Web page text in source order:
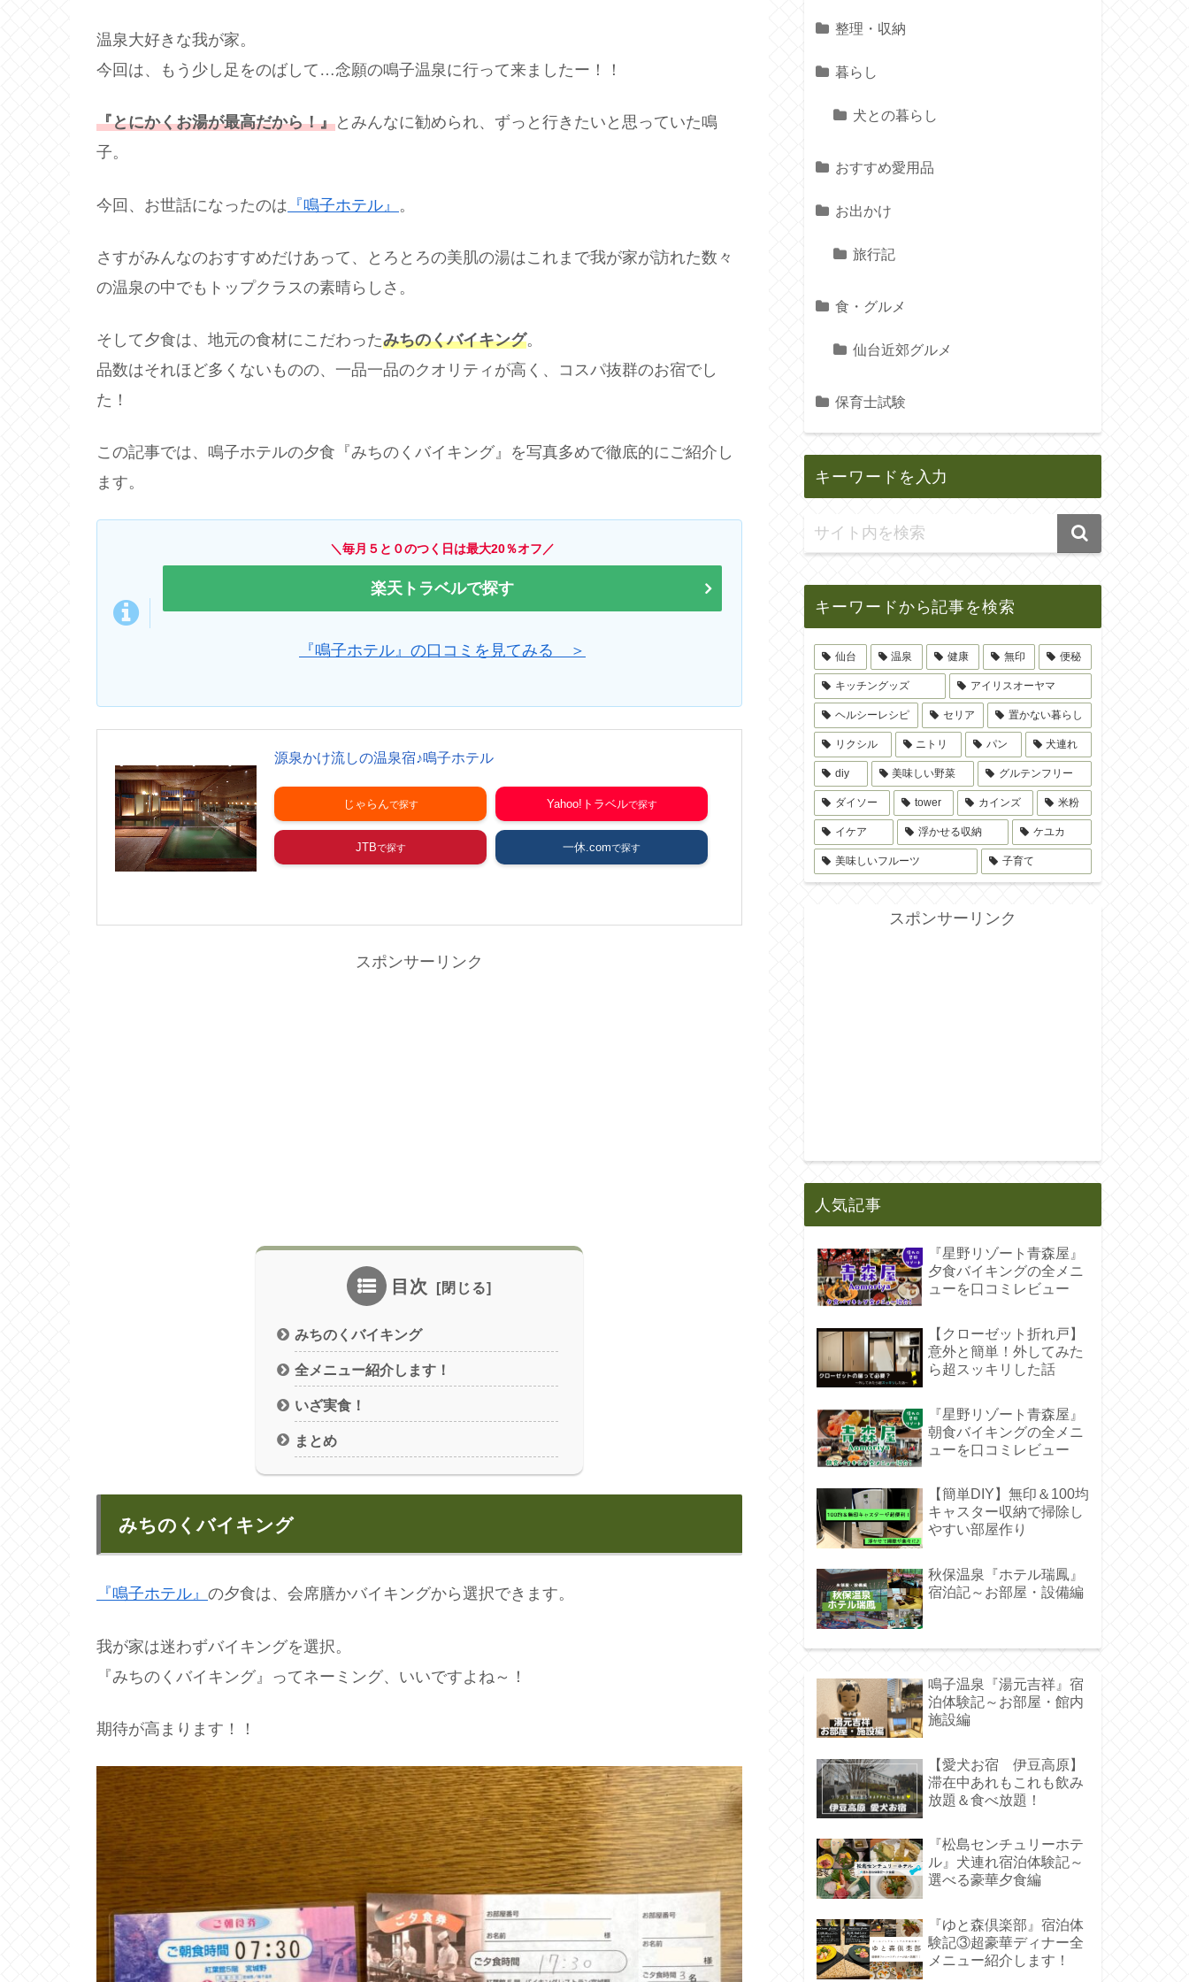
温泉大好きな我が家。
今回は、もう少し足をのばして…念願の鳴子温泉に行って来ましたー！！
『とにかくお湯が最高だから！』とみんなに勧められ、ずっと行きたいと思っていた鳴
子。
今回、お世話になったのは 『鳴子ホテル』 。
さすがみんなのおすすめだけあって、とろとろの美肌の湯はこれまで我が家が訪れた数々
の温泉の中でもトップクラスの素晴らしさ。
そして夕食は、地元の食材にこだわったみちのくバイキング。
品数はそれほど多くないものの、一品一品のクオリティが高く、コスパ抜群のお宿でし
た！
この記事では、鳴子ホテルの夕食『みちのくバイキング』を写真多めで徹底的にご紹介し
ます。
＼毎月５と０のつく日は最大20％オフ／
楽天トラベルで探す
『鳴子ホテル』の口コミを見てみる ＞
源泉かけ流しの温泉宿♪鳴子ホテル
じゃらん Yahoo!トラベル
JTB 一休.com
スポンサーリンク
目次
みちのくバイキング
全メニュー紹介します！
いざ実食！
まとめ
みちのくバイキング
『鳴子ホテル』 の夕食は、会席膳かバイキングから選択できます。
我が家は迷わずバイキングを選択。
『みちのくバイキング』ってネーミング、いいですよね～！
期待が高まります！！
整理・収納
暮らし
犬との暮らし
おすすめ愛用品
お出かけ
旅行記
食・グルメ
仙台近郊グルメ
保育士試験
キーワードを入力
キーワードから記事を検索
仙台 温泉 健康 無印 便秘
キッチングッズ アイリスオーヤマ
ヘルシーレシピ セリア 置かない暮らし
リクシル ニトリ パン 犬連れ
diy 美味しい野菜 グルテンフリー
ダイソー tower カインズ 米粉
イケア 浮かせる収納 ケユカ
美味しいフルーツ 子育て
スポンサーリンク
人気記事
『星野リゾート青森屋』
夕食バイキングの全メニ
ューを口コミレビュー
【クローゼット折れ戸】
意外と簡単！外してみた
ら超スッキリした話
『星野リゾート青森屋』
朝食バイキングの全メニ
ューを口コミレビュー
【簡単DIY】無印＆100均
キャスター収納で掃除し
やすい部屋作り
秋保温泉『ホテル瑞鳳』
宿泊記～お部屋・設備編
鳴子温泉『湯元吉祥』宿
泊体験記～お部屋・館内
施設編
【愛犬お宿 伊豆高原】
滞在中あれもこれも飲み
放題＆食べ放題！
『松島センチュリーホテ
ル』犬連れ宿泊体験記～
選べる豪華夕食編
『ゆと森倶楽部』宿泊体
験記③超豪華ディナー全
メニュー紹介します！